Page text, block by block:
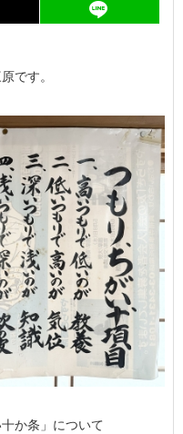
シェア
です。
か条」について